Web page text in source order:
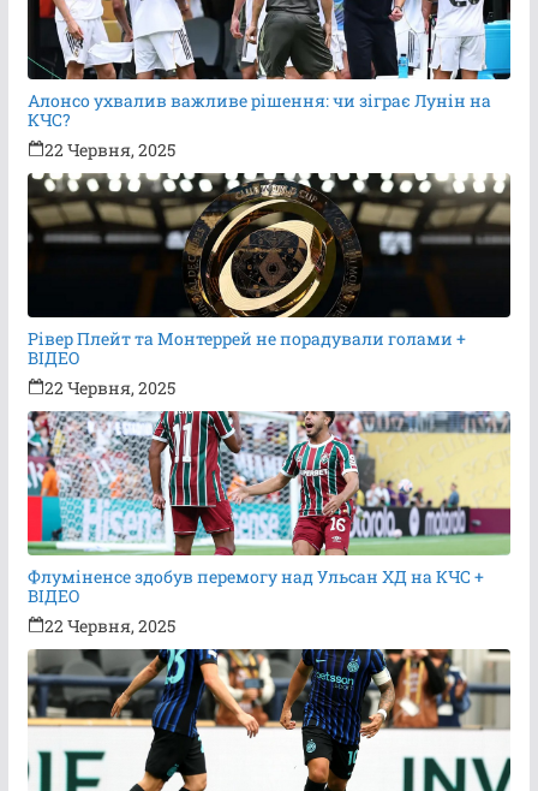
Алонсо ухвалив важливе рішення: чи зіграє Лунін на
КЧС?
22 Червня, 2025
Рівер Плейт та Монтеррей не порадували голами +
ВІДЕО
22 Червня, 2025
Флуміненсе здобув перемогу над Ульсан ХД на КЧС +
ВІДЕО
22 Червня, 2025